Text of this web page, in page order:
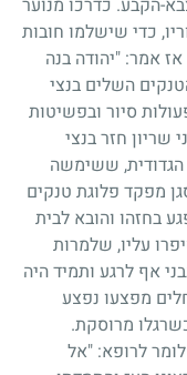
כדי שישלמו חובות
אמר: "יהודה בנה
השלים בנצי
סיור ובפשיטות
שריון חזר בנצי
הגדודית, ששימשה
מפקד פלוגת טנקים
בחזהו והובא לבית
עליו, שלמרות
אף לרגע ותמיד היה
מפצעו נפצע
מרוסקת.
לרופא: "אל